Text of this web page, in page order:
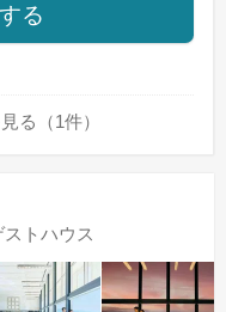
る
見る（1件）
トハウス